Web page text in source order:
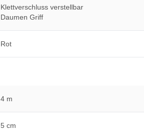
Klettverschluss verstellbar
Daumen Griff
Rot
4 m
5 cm